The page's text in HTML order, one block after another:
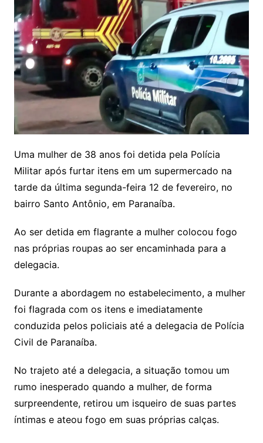
Uma mulher de 38 anos foi detida pela Polícia
Militar após furtar itens em um supermercado na
tarde da última segunda-feira 12 de fevereiro, no
bairro Santo Antônio, em Paranaíba.
Ao ser detida em flagrante a mulher colocou fogo
nas próprias roupas ao ser encaminhada para a
delegacia.
Durante a abordagem no estabelecimento, a mulher
foi flagrada com os itens e imediatamente
conduzida pelos policiais até a delegacia de Polícia
Civil de Paranaíba.
No trajeto até a delegacia, a situação tomou um
rumo inesperado quando a mulher, de forma
surpreendente, retirou um isqueiro de suas partes
íntimas e ateou fogo em suas próprias calças.